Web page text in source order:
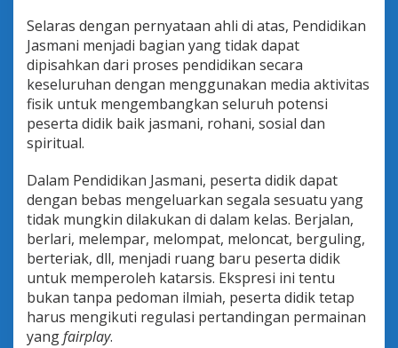
Selaras dengan pernyataan ahli di atas, Pendidikan
Jasmani menjadi bagian yang tidak dapat
dipisahkan dari proses pendidikan secara
keseluruhan dengan menggunakan media aktivitas
fisik untuk mengembangkan seluruh potensi
peserta didik baik jasmani, rohani, sosial dan
spiritual.
Dalam Pendidikan Jasmani, peserta didik dapat
dengan bebas mengeluarkan segala sesuatu yang
tidak mungkin dilakukan di dalam kelas. Berjalan,
berlari, melempar, melompat, meloncat, berguling,
berteriak, dll, menjadi ruang baru peserta didik
untuk memperoleh katarsis. Ekspresi ini tentu
bukan tanpa pedoman ilmiah, peserta didik tetap
harus mengikuti regulasi pertandingan permainan
yangfairplay.